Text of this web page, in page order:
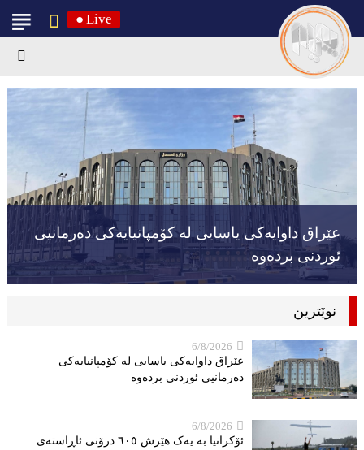
● Live
عێراق داوایەکی یاسایی لە کۆمپانیایه‌كی دەرمانیى
ئوردنی بردەوە
نوێترین
6/8/2026
عێراق داوایەکی یاسایی لە کۆمپانیایه‌كی
دەرمانیى ئوردنی بردەوە
6/8/2026
ئۆکرانیا بە یەک هێرش ٦٠٥ درۆنی ئاڕاستەى